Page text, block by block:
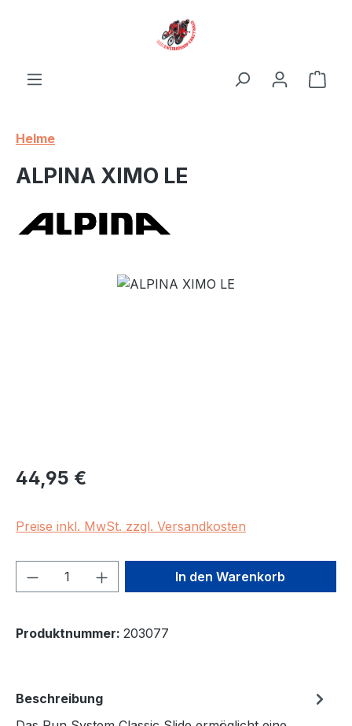
Helme
ALPINA XIMO LE
Bildergalerie überspringen
Regulärer Preis:
44,95 €
Preise inkl. MwSt. zzgl. Versandkosten
Produkt Anzahl: Gib denIn den Warenkorb
Produktnummer: 203077
Beschreibung